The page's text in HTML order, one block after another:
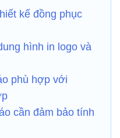
kế đồng phục
hình in logo và
phù hợp với
cần đảm bảo tính